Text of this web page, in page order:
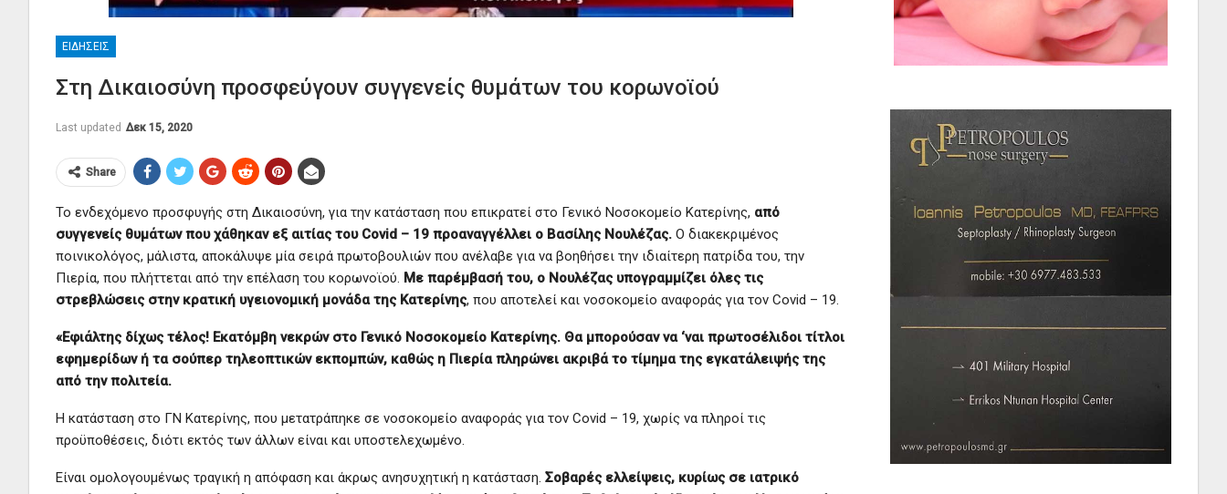
ΕΙΔΉΣΕΙΣ
Στη Δικαιοσύνη προσφεύγουν συγγενείς θυμάτων του κορωνοϊού
Last updated Δεκ 15, 2020
Share
Το ενδεχόμενο προσφυγής στη Δικαιοσύνη, για την κατάσταση που επικρατεί στο Γενικό Νοσοκομείο Κατερίνης, από
συγγενείς θυμάτων που χάθηκαν εξ αιτίας του Covid – 19 προαναγγέλλει ο Βασίλης Νουλέζας. Ο διακεκριμένος
ποινικολόγος, μάλιστα, αποκάλυψε μία σειρά πρωτοβουλιών που ανέλαβε για να βοηθήσει την ιδιαίτερη πατρίδα του, την
Πιερία, που πλήττεται από την επέλαση του κορωνοϊού. Με παρέμβασή του, ο Νουλέζας υπογραμμίζει όλες τις
στρεβλώσεις στην κρατική υγειονομική μονάδα της Κατερίνης, που αποτελεί και νοσοκομείο αναφοράς για τον Covid – 19.
«Εφιάλτης δίχως τέλος! Εκατόμβη νεκρών στο Γενικό Νοσοκομείο Κατερίνης. Θα μπορούσαν να ‘ναι πρωτοσέλιδοι τίτλοι
εφημερίδων ή τα σούπερ τηλεοπτικών εκπομπών, καθώς η Πιερία πληρώνει ακριβά το τίμημα της εγκατάλειψής της
από την πολιτεία.
Η κατάσταση στο ΓΝ Κατερίνης, που μετατράπηκε σε νοσοκομείο αναφοράς για τον Covid – 19, χωρίς να πληροί τις
προϋποθέσεις, διότι εκτός των άλλων είναι και υποστελεχωμένο.
Είναι ομολογουμένως τραγική η απόφαση και άκρως ανησυχητική η κατάσταση. Σοβαρές ελλείψεις, κυρίως σε ιατρικό